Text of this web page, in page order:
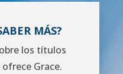
MÁS?
los títulos
Grace.